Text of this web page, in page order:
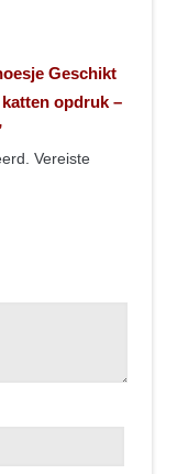
Geschikt
opdruk –
Vereiste